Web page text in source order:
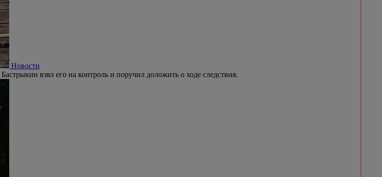
Новости
взял его на контроль и поручил доложить о ходе следствия.